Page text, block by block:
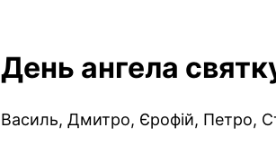
День ангела
Василь, Дмитро, Єрофій, Петро,